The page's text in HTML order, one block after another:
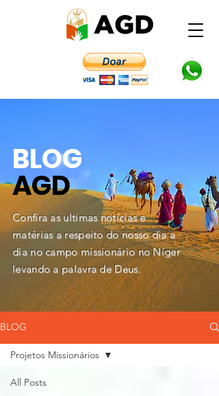
BLOG
All Posts
Projetos Missionários
BLOG
AGD
Confira as ultimas notícias e
matérias a respeito do nosso dia a
dia no campo missionário no Níger
levando a palavra de Deus.